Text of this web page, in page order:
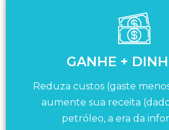
GANHE +
Reduza custos (gaste
aumente sua receita
petróleo, a era da